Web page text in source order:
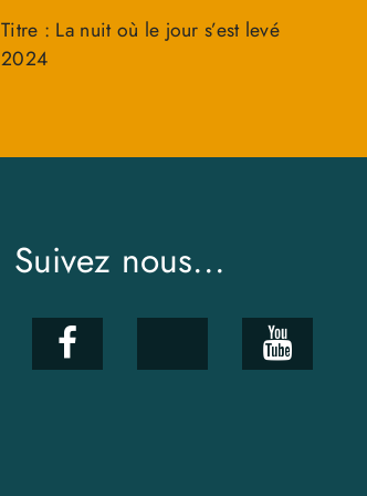
Titre : La nuit où le jour s’est levé
2024
Suivez nous...